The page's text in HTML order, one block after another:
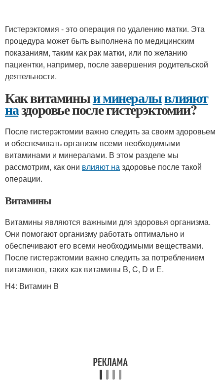
Гистерэктомия - это операция по удалению матки. Эта
процедура может быть выполнена по медицинским
показаниям, таким как рак матки, или по желанию
пациентки, например, после завершения родительской
деятельности.
Как витаминыи минералывлияют
наздоровье после гистерэктомии?
После гистерэктомии важно следить за своим здоровьем
и обеспечивать организм всеми необходимыми
витаминами и минералами. В этом разделе мы
рассмотрим, как они влияют наздоровье после такой
операции.
Витамины
Витамины являются важными для здоровья организма.
Они помогают организму работать оптимально и
обеспечивают его всеми необходимыми веществами.
После гистерэктомии важно следить за потреблением
витаминов, таких как витамины B, C, D и Е.
H4: Витамин B